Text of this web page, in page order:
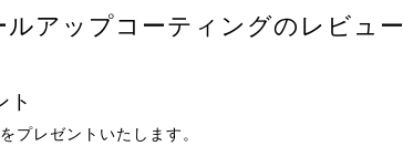
アップコーティングのレビュー
ト
プレゼントいたします。